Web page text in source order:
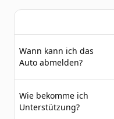
Wann kann ich das
Auto abmelden?
Wie bekomme ich
Unterstützung?